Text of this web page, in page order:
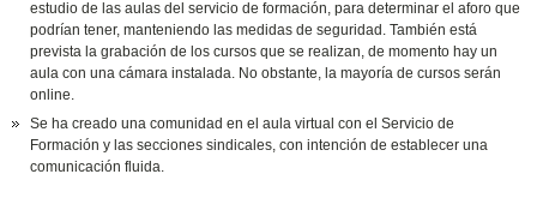
estudio de las aulas del servicio de formación, para determinar el aforo que
podrían tener, manteniendo las medidas de seguridad. También está
prevista la grabación de los cursos que se realizan, de momento hay un
aula con una cámara instalada. No obstante, la mayoría de cursos serán
online.
Se ha creado una comunidad en el aula virtual con el Servicio de
Formación y las secciones sindicales, con intención de establecer una
comunicación fluida.